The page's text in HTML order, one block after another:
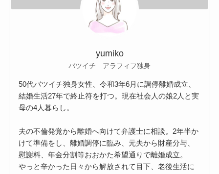
yumiko
バツイチ アラフィフ独身
50代バツイチ独身女性、令和3年6月に調停離婚成立、
結婚生活27年で終止符を打つ。現在社会人の娘2人と実
母の4人暮らし。
夫の不倫発覚から離婚へ向けて弁護士に相談。2年半か
けて準備をし、離婚調停に臨み、元夫から財産分与、
慰謝料、年金分割等おおかた希望通りで離婚成立。
やっと辛かった日々から解放されて目下、老後生活に